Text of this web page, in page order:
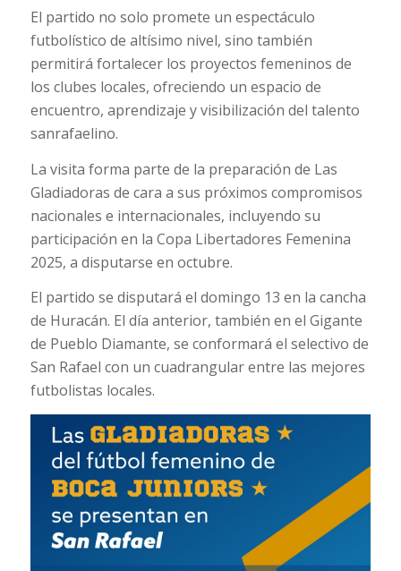
El partido no solo promete un espectáculo
futbolístico de altísimo nivel, sino también
permitirá fortalecer los proyectos femeninos de
los clubes locales, ofreciendo un espacio de
encuentro, aprendizaje y visibilización del talento
sanrafaelino.
La visita forma parte de la preparación de Las
Gladiadoras de cara a sus próximos compromisos
nacionales e internacionales, incluyendo su
participación en la Copa Libertadores Femenina
2025, a disputarse en octubre.
El partido se disputará el domingo 13 en la cancha
de Huracán. El día anterior, también en el Gigante
de Pueblo Diamante, se conformará el selectivo de
San Rafael con un cuadrangular entre las mejores
futbolistas locales.